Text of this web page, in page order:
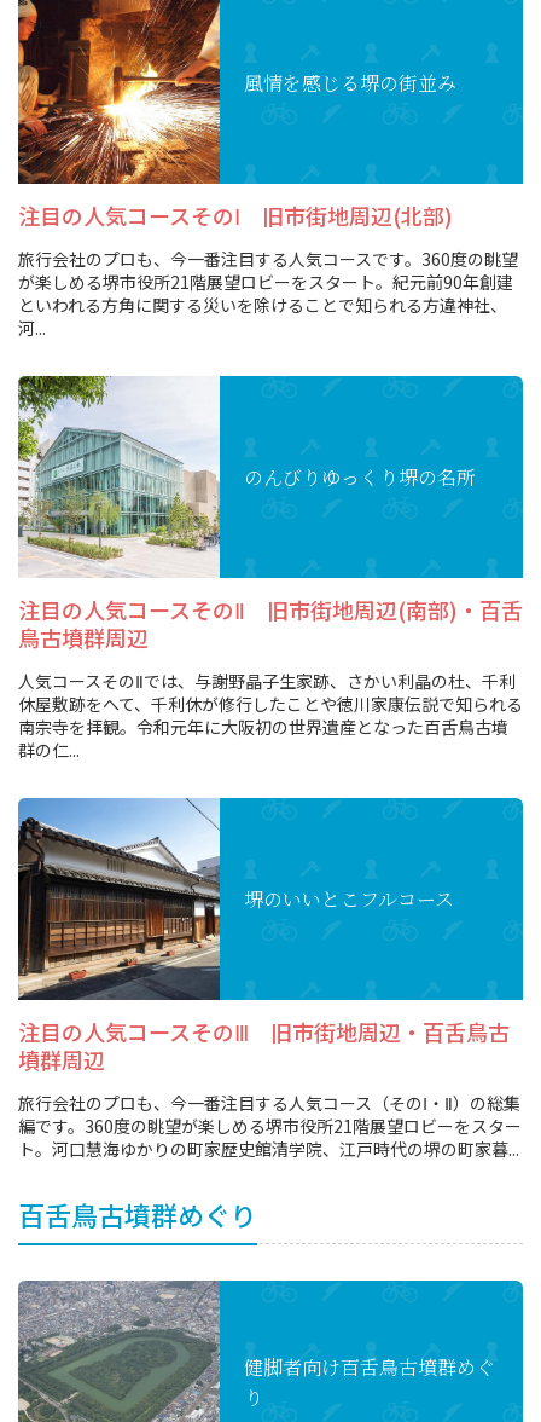
スポット検索
観光案内所
観光パンフレット
お役立ち情報紹介
堺観光タクシー
交通・アクセス
堺観光コンベンション協会について
協会について
協会からのお知らせ
旅行業約款及びご旅行条件書について
for Business
風情を感じる堺の街並み
注目の人気コースそのⅠ 旧市街地周辺(北部)
旅行会社のプロも、今一番注目する人気コースです。360度の眺望
が楽しめる堺市役所21階展望ロビーをスタート。紀元前90年創建
といわれる方角に関する災いを除けることで知られる方違神社、
河...
のんびりゆっくり 堺の名所
注目の人気コースそのⅡ 旧市街地周辺(南部)・百舌
鳥古墳群周辺
人気コースそのⅡでは、与謝野晶子生家跡、さかい利晶の杜、千利
休屋敷跡をへて、千利休が修行したことや徳川家康伝説で知られる
南宗寺を拝観。令和元年に大阪初の世界遺産となった百舌鳥古墳
群の仁...
堺のいいとこ フルコース
注目の人気コースそのⅢ 旧市街地周辺・百舌鳥古
墳群周辺
旅行会社のプロも、今一番注目する人気コース（そのⅠ・Ⅱ）の総集
編です。360度の眺望が楽しめる堺市役所21階展望ロビーをスター
ト。河口慧海ゆかりの町家歴史館清学院、江戸時代の堺の町家暮...
百舌鳥古墳群めぐり
健脚者向け百舌鳥古墳群めぐ
り